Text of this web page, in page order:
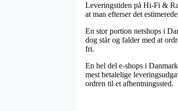
Leveringstiden på Hi-Fi &
at man efterser det
En stor portion netshops i
dog står og falder med at
fri.
En hel del e-shops i
mest betalelige
ordren til et afhentningssted.